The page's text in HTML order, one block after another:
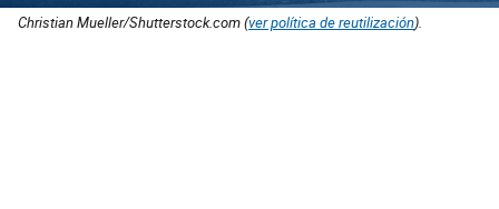
Christian Mueller/Shutterstock.com (ver política de reutilización).